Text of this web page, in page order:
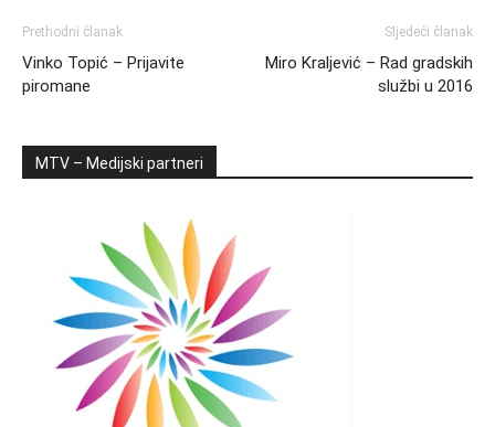
Prethodni članak
Vinko Topić – Prijavite
piromane
Sljedeći članak
Miro Kraljević – Rad gradskih
službi u 2016
MTV – Medijski partneri